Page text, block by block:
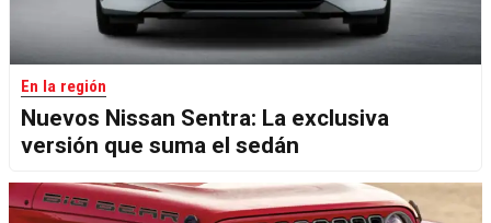
En la región
Nuevos Nissan Sentra: La exclusiva
versión que suma el sedán